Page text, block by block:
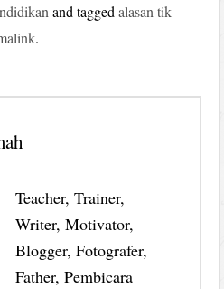
and taggedalasan tik
.
Teacher, Trainer,
Writer, Motivator,
Blogger, Fotografer,
Father, Pembicara